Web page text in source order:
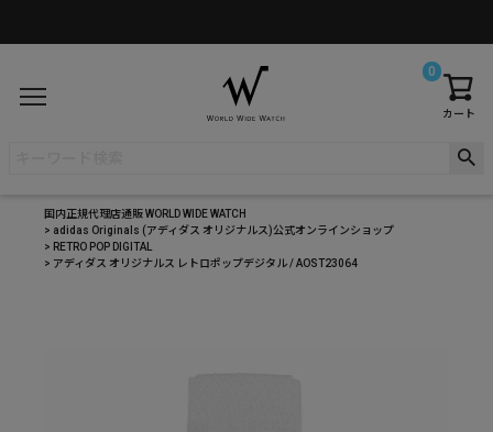
カート
0
国内正規代理店通販 WORLD WIDE WATCH
adidas Originals (アディダス オリジナルス)公式オンラインショップ
RETRO POP DIGITAL
アディダス オリジナルス レトロポップデジタル / AOST23064